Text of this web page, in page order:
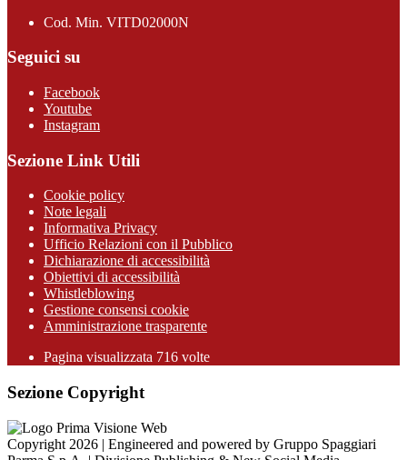
Cod. Min. VITD02000N
Seguici su
Facebook
Youtube
Instagram
Sezione Link Utili
Cookie policy
Note legali
Informativa Privacy
Ufficio Relazioni con il Pubblico
Dichiarazione di accessibilità
Obiettivi di accessibilità
Whistleblowing
Gestione consensi cookie
Amministrazione trasparente
Pagina visualizzata 716 volte
Sezione Copyright
Copyright 2026 | Engineered and powered by Gruppo Spaggiari